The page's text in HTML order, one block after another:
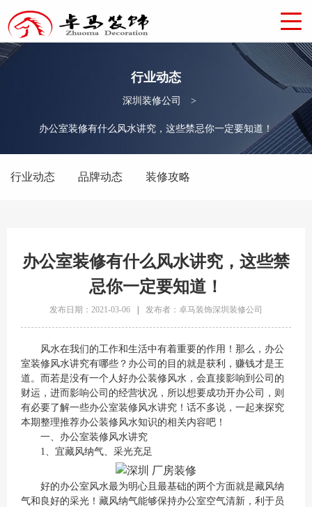
行业动态
深圳装修公司 >
办公室装修有什么风水讲究，这些禁忌你一定要知道！
行业动态 品牌动态 装修攻略
办公室装修有什么风水讲究，这些禁
忌你一定要知道！
发布日期：2021-03-06 发布者：卓马装饰深圳装修公司
风水在我们的工作和生活中有着重要的作用！那么， 办公
室装修风水讲究有哪些？办公司的目的就是获利，赚钱才是王
道。而若是没有一个人好办公装修风水，会直接影响到公司的
财运，进而影响公司的经营状况，所以想要成功开办公司，则
有必要了解一些办公室装修风水讲究！话不多说，一起来探究
本期整理推荐办公装修风水知识的相关内容吧！
一、办公室装修风水讲究
1、宜藏风纳气、采光充足
好的办公室风水最为明心且最基础的两个方面就是藏风纳
气和良好的采光！藏风纳气能够保持办公室空气清新，利于员